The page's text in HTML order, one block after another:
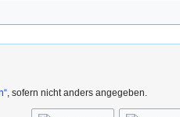
, sofern nicht anders angegeben.